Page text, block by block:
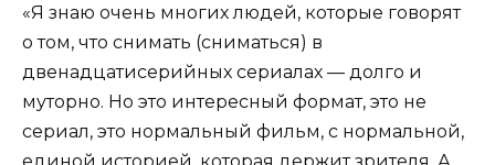
«Я знаю очень многих людей, которые говорят
о том, что снимать (сниматься) в
двенадцатисерийных сериалах — долго и
муторно. Но это интересный формат, это не
сериал, это нормальный фильм, с нормальной,